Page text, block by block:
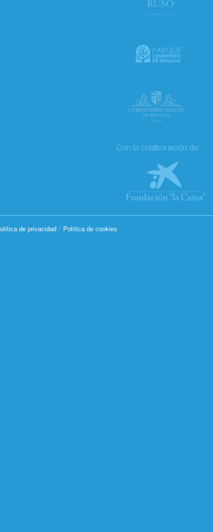
Con la colaboración de:
de privacidad / Política de cookies